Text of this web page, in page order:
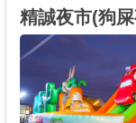
精誠夜市(狗